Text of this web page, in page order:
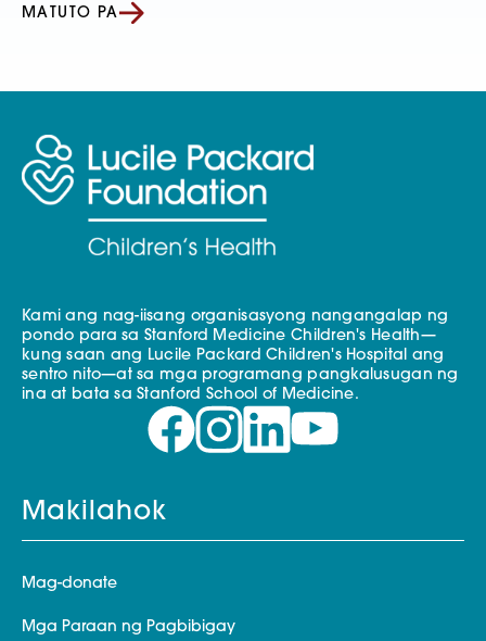
MATUTO PA
Kami ang nag-iisang organisasyong nangangalap ng
pondo para sa Stanford Medicine Children's Health—
kung saan ang Lucile Packard Children's Hospital ang
sentro nito—at sa mga programang pangkalusugan ng
ina at bata sa Stanford School of Medicine.
Makilahok
Mag-donate
Mga Paraan ng Pagbibigay